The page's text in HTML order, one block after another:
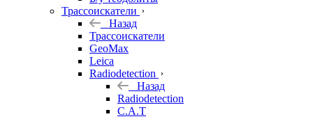
Трассоискатели
Назад
Трассоискатели
GeoMax
Leica
Radiodetection
Назад
Radiodetection
C.A.T